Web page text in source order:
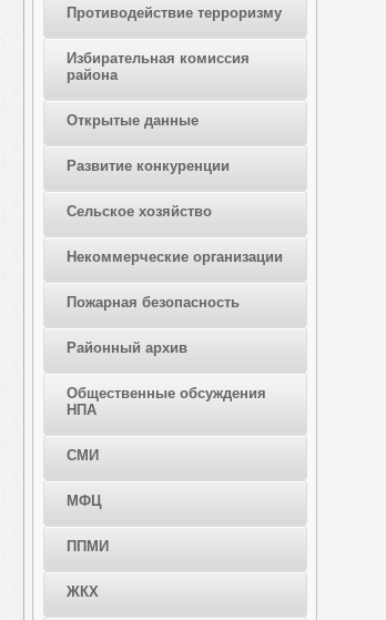
Противодействие терроризму
Избирательная комиссия
района
Открытые данные
Развитие конкуренции
Сельское хозяйство
Некоммерческие организации
Пожарная безопасность
Районный архив
Общественные обсуждения
НПА
СМИ
МФЦ
ППМИ
ЖКХ